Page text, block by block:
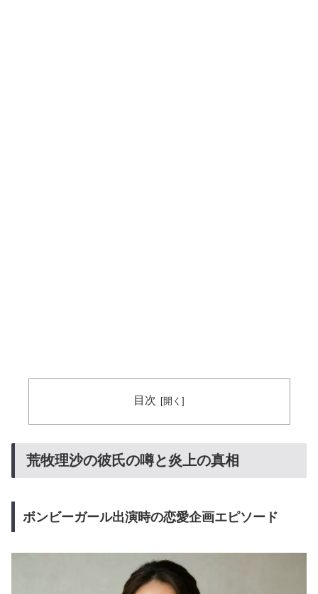
目次
荒牧理沙の彼氏の噂と炎上の真相
ボンビーガール出演時の恋愛企画エピソード